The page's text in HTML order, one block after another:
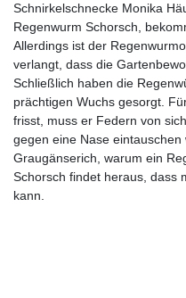
Schnirkelschnecke Monika
Regenwurm Schorsch,
Allerdings ist der
verlangt, dass die
Schließlich haben die
prächtigen Wuchs gesorgt.
frisst, muss er Federn von
gegen eine Nase
Graugänserich, warum ein
Schorsch findet heraus, dass
kann.